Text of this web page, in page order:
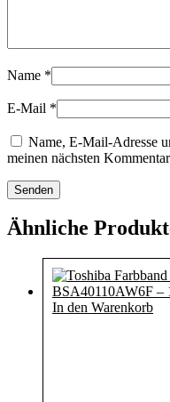
Name *
E-Mail *
Name, E-Mail-Adresse
meinen nächsten
Ähnliche
In den Warenkorb